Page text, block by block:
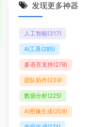
发现更多神器
人工智能(317)
AI工具(285)
多语言支持(278)
团队协作(239)
数据分析(225)
AI图像生成(208)